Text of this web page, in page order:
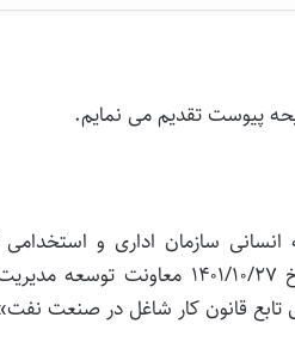
پیوست تقدیم می نمایم.
۱۴۰۱/۱۱/۹ در پاسخ به نامه شماره
تابع قانون كار شاغل در صنعت